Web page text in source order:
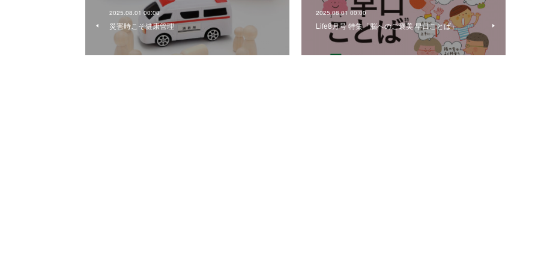
2025.08.01 00:00
災害時こそ健康管理
2025.08.01 00:00
Life8月号 特集「脳へのご褒美 早口ことば」